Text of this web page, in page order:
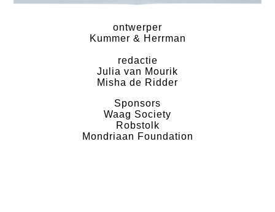
ontwerper
Kummer & Herrman
redactie
Julia van Mourik
Misha de Ridder
Sponsors
Waag Society
Robstolk
Mondriaan Foundation